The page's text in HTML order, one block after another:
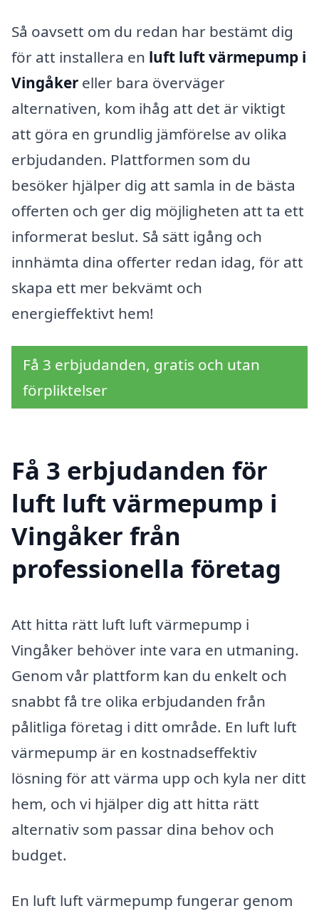
Så oavsett om du redan har bestämt dig
för att installera en luft luft värmepump i
Vingåker eller bara överväger
alternativen, kom ihåg att det är viktigt
att göra en grundlig jämförelse av olika
erbjudanden. Plattformen som du
besöker hjälper dig att samla in de bästa
offerten och ger dig möjligheten att ta ett
informerat beslut. Så sätt igång och
innhämta dina offerter redan idag, för att
skapa ett mer bekvämt och
energieffektivt hem!
Få 3 erbjudanden, gratis och utan
förpliktelser
Få 3 erbjudanden för
luft luft värmepump i
Vingåker från
professionella företag
Att hitta rätt luft luft värmepump i
Vingåker behöver inte vara en utmaning.
Genom vår plattform kan du enkelt och
snabbt få tre olika erbjudanden från
pålitliga företag i ditt område. En luft luft
värmepump är en kostnadseffektiv
lösning för att värma upp och kyla ner ditt
hem, och vi hjälper dig att hitta rätt
alternativ som passar dina behov och
budget.
En luft luft värmepump fungerar genom